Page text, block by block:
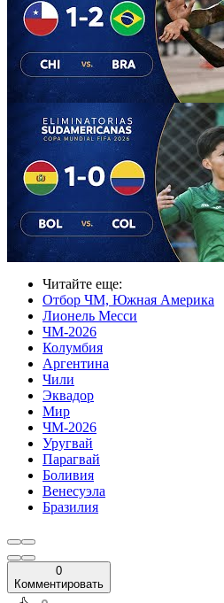
Читайте еще:
Отбор ЧМ, Южная Америка
Лионель Месси
ЧМ-2026
Колумбия
Аргентина
Чили
Эквадор
Мир
ЧМ-2026
Уругвай
Парагвай
Боливия
Венесуэла
Бразилия
0
Комментировать